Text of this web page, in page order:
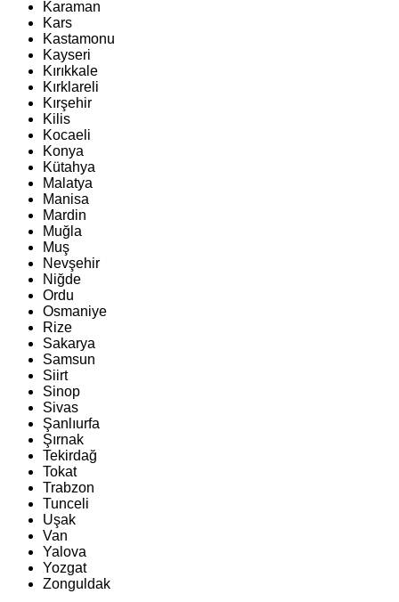
Karaman
Kars
Kastamonu
Kayseri
Kırıkkale
Kırklareli
Kırşehir
Kilis
Kocaeli
Konya
Kütahya
Malatya
Manisa
Mardin
Muğla
Muş
Nevşehir
Niğde
Ordu
Osmaniye
Rize
Sakarya
Samsun
Siirt
Sinop
Sivas
Şanlıurfa
Şırnak
Tekirdağ
Tokat
Trabzon
Tunceli
Uşak
Van
Yalova
Yozgat
Zonguldak